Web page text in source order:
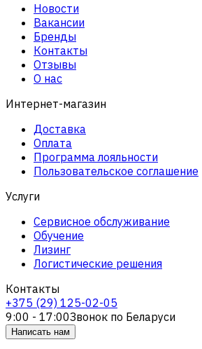
Новости
Вакансии
Бренды
Контакты
Отзывы
О нас
Интернет-магазин
Доставка
Оплата
Программа лояльности
Пользовательское соглашение
Услуги
Сервисное обслуживание
Обучение
Лизинг
Логистические решения
Контакты
+375 (29) 125-02-05
9:00 - 17:00Звонок по Беларуси
Написать нам